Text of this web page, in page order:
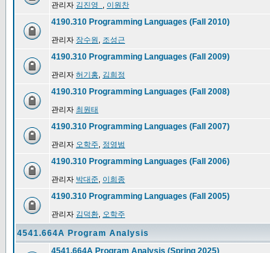
관리자 김진영_ 이원찬
4190.310 Programming Languages (Fall 2010)
관리자 장수원 조성근
4190.310 Programming Languages (Fall 2009)
관리자 허기홍 김희정
4190.310 Programming Languages (Fall 2008)
관리자 최원태
4190.310 Programming Languages (Fall 2007)
관리자 오학주 정영범
4190.310 Programming Languages (Fall 2006)
관리자 박대준 이희종
4190.310 Programming Languages (Fall 2005)
관리자 김덕환 오학주
4541.664A Program Analysis
4541.664A Program Analysis (Spring 2025)